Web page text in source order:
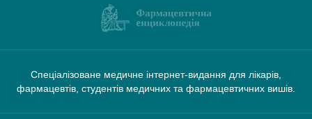
Спеціалізоване медичне інтернет-видання для лікарів,
фармацевтів, студентів медичних та фармацевтичних вишів.